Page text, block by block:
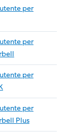
per
per
per
per
Plus